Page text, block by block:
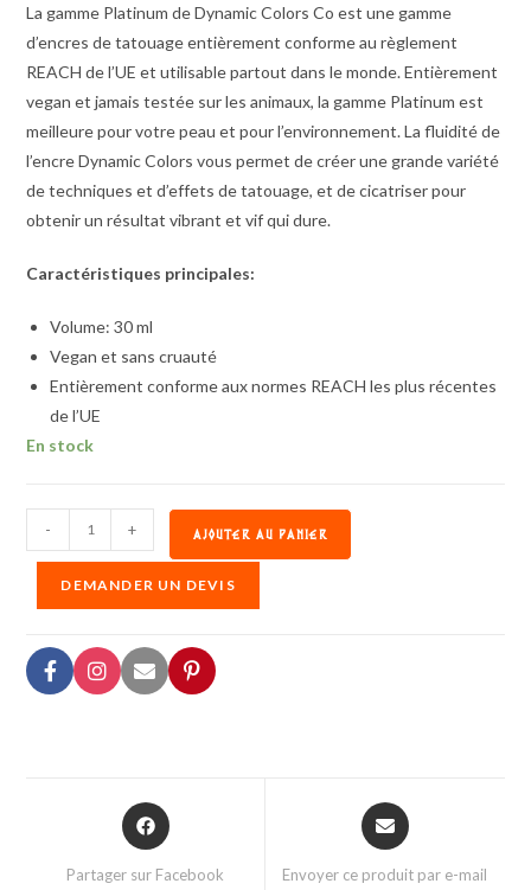
La gamme Platinum de Dynamic Colors Co est une gamme
d’encres de tatouage entièrement conforme au règlement
REACH de l’UE et utilisable partout dans le monde. Entièrement
vegan et jamais testée sur les animaux, la gamme Platinum est
meilleure pour votre peau et pour l’environnement. La fluidité de
l’encre Dynamic Colors vous permet de créer une grande variété
de techniques et d’effets de tatouage, et de cicatriser pour
obtenir un résultat vibrant et vif qui dure.
Caractéristiques principales:
Volume: 30 ml
Vegan et sans cruauté
Entièrement conforme aux normes REACH les plus récentes
de l’UE
En stock
- + AJOUTER AU PANIER
DEMANDER UN DEVIS
Partager sur Facebook Envoyer ce produit par e-mail